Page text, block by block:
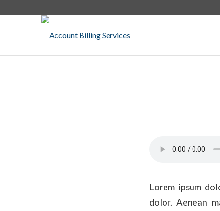
Lorem ipsum
dolor. Aenean